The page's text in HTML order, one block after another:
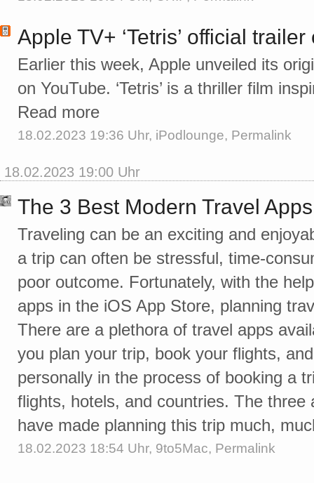
Apple TV+ ‘Tetris’ official
Earlier this week, Apple unveiled its
on YouTube. ‘Tetris’ is a thriller film
Read more
18.02.2023 19:36 Uhr, iPodlounge, Permalink
18.02.2023 19:00 Uhr
The 3 Best Modern Travel
Traveling can be an exciting and
a trip can often be stressful, time-
poor outcome. Fortunately, with the
apps in the iOS App Store, planning
There are a plethora of travel apps
you plan your trip, book your flights,
personally in the process of booking a
flights, hotels, and countries. The three
have made planning this trip much,
18.02.2023 18:54 Uhr, 9to5Mac, Permalink